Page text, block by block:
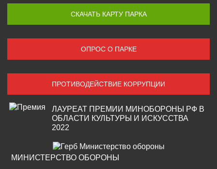
СКАЧАТЬ КАРТУ ПАРКА
ОПРОС О ПАРКЕ
ПРОТИВОДЕЙСТВИЕ КОРРУПЦИИ
ЛАУРЕАТ ПРЕМИИ МИНОБОРОНЫ РФ В
ОБЛАСТИ КУЛЬТУРЫ И ИСКУССТВА
2022
МИНИСТЕРСТВО ОБОРОНЫ